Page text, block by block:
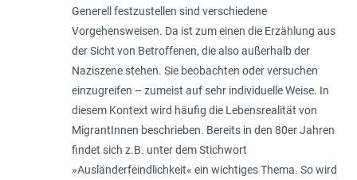
Generell festzustellen sind verschiedene
Vorgehensweisen. Da ist zum einen die Erzählung aus
der Sicht von Betroffenen, die also außerhalb der
Naziszene stehen. Sie beobachten oder versuchen
einzugreifen – zumeist auf sehr individuelle Weise. In
diesem Kontext wird häufig die Lebensrealität von
MigrantInnen beschrieben. Bereits in den 80er Jahren
findet sich z.B. unter dem Stichwort
»Ausländerfeindlichkeit« ein wichtiges Thema. So wird